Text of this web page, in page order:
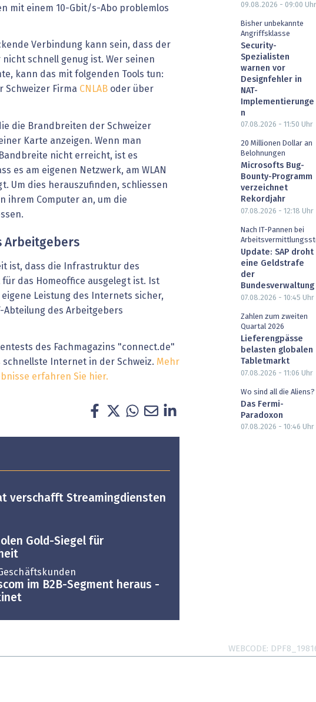
mit einem 10-Gbit/s-Abo problemlos
Verbindung kann sein, dass der
nicht schnell genug ist. Wer seinen
kann das mit folgenden Tools tun:
Schweizer Firma CNLAB oder über
die Brandbreiten der Schweizer
Karte anzeigen. Wenn man
nicht erreicht, ist es
es am eigenen Netzwerk, am WLAN
Um dies herauszufinden, schliessen
ihrem Computer an, um die
Arbeitgebers
ist, dass die Infrastruktur des
das Homeoffice ausgelegt ist. Ist
Leistung des Internets sicher,
Abteilung des Arbeitgebers
des Fachmagazins "connect.de"
Internet in der Schweiz. Mehr
erfahren Sie hier.
verschafft Streamingdiensten
Gold-Siegel für
im B2B-Segment heraus -
09.08.2026 - 09:00 Uhr
Bisher unbekannte
Angriffsklasse
Security-
Spezialisten
warnen vor
Designfehler in
NAT-
Implementierunge
n
07.08.2026 - 11:50 Uhr
20 Millionen Dollar an
Belohnungen
Microsofts Bug-
Bounty-Programm
verzeichnet
Rekordjahr
07.08.2026 - 12:18 Uhr
Nach IT-Pannen bei
Update: SAP droht
eine Geldstrafe
der
Bundesverwaltung
07.08.2026 - 10:45 Uhr
Zahlen zum zweiten
Quartal 2026
Lieferengpässe
belasten globalen
Tabletmarkt
07.08.2026 - 11:06 Uhr
Wo sind all die Aliens?
Das Fermi-
Paradoxon
07.08.2026 - 10:46 Uhr
WEBCODE